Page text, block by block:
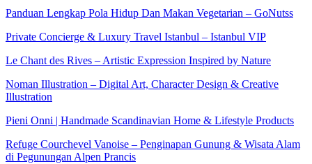
Panduan Lengkap Pola Hidup Dan Makan Vegetarian – GoNutss
Private Concierge & Luxury Travel Istanbul – Istanbul VIP
Le Chant des Rives – Artistic Expression Inspired by Nature
Noman Illustration – Digital Art, Character Design & Creative
Illustration
Pieni Onni | Handmade Scandinavian Home & Lifestyle Products
Refuge Courchevel Vanoise – Penginapan Gunung & Wisata Alam
di Pegunungan Alpen Prancis